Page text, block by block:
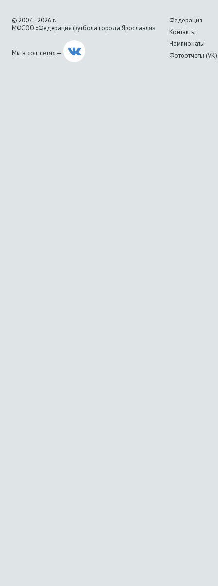
© 2007—2026 г.
МФСОО «Федерация футбола города Ярославля»
Мы в соц. сетях —
Федерация
Контакты
Чемпионаты
Фотоотчеты (VK)